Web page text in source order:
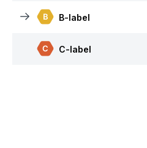
B-label
C-label